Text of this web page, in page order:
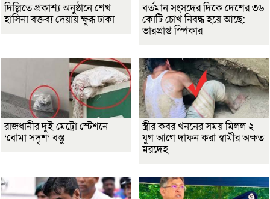
দিল্লিতে প্রকাশ্য অনুষ্ঠানে শেখ
হাসিনা বক্তব্য দেয়ায় ক্ষুব্ধ ঢাকা
বর্তমান সংসদের দিকে দেশের ৩৬
কোটি চোখ নিবদ্ধ হয়ে আছে:
ভারপ্রাপ্ত স্পিকার
রাজধানীর দুই মেট্রো স্টেশনে
‘বোমা সদৃশ’ বস্তু
স্ত্রীর কবর খননের সময় মিলল ২
যুগ আগে দাফন করা স্বামীর অক্ষত
মরদেহ